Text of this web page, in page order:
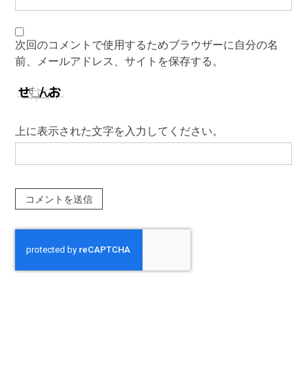
次回のコメントで使用するためブラウザーに自分の名
前、メールアドレス、サイトを保存する。
上に表示された文字を入力してください。